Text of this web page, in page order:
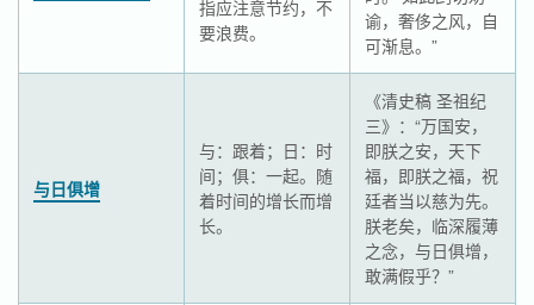
指应注意节约，不
要浪费。
谕，奢侈之风，自
可渐息。”
与日俱增
与：跟着；日：时
间；俱：一起。随
着时间的增长而增
长。
《清史稿 圣祖纪
三》：“万国安，
即朕之安，天下
福，即朕之福，祝
廷者当以慈为先。
朕老矣，临深履薄
之念，与日俱增，
敢满假乎？”